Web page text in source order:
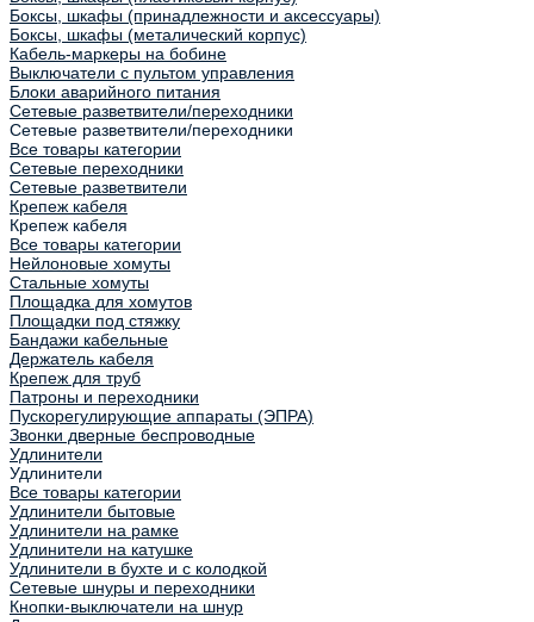
Боксы, шкафы (принадлежности и аксессуары)
Боксы, шкафы (металический корпус)
Кабель-маркеры на бобине
Выключатели с пультом управления
Блоки аварийного питания
Сетевые разветвители/переходники
Сетевые разветвители/переходники
Все товары категории
Сетевые переходники
Сетевые разветвители
Крепеж кабеля
Крепеж кабеля
Все товары категории
Нейлоновые хомуты
Стальные хомуты
Площадка для хомутов
Площадки под стяжку
Бандажи кабельные
Держатель кабеля
Крепеж для труб
Патроны и переходники
Пускорегулирующие аппараты (ЭПРА)
Звонки дверные беспроводные
Удлинители
Удлинители
Все товары категории
Удлинители бытовые
Удлинители на рамке
Удлинители на катушке
Удлинители в бухте и с колодкой
Сетевые шнуры и переходники
Кнопки-выключатели на шнур